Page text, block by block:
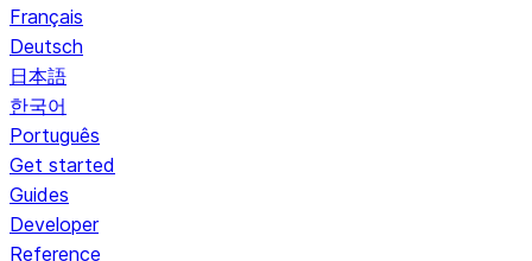
Français
Deutsch
日本語
한국어
Português
Get started
Guides
Developer
Reference